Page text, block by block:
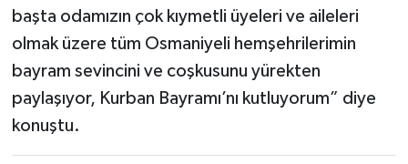
başta odamızın çok kıymetli üyeleri ve aileleri
olmak üzere tüm Osmaniyeli hemşehrilerimin
bayram sevincini ve coşkusunu yürekten
paylaşıyor, Kurban Bayramı’nı kutluyorum” diye
konuştu.